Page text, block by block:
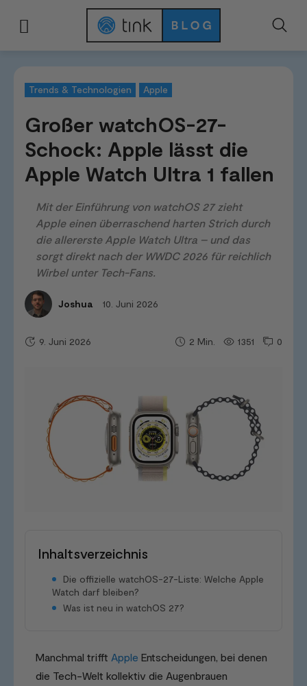
Trends & Technologien Apple
Großer watchOS-27-
Schock: Apple lässt die
Apple Watch Ultra 1 fallen
Mit der Einführung von watchOS 27 zieht
Apple einen überraschend harten Strich durch
die allererste Apple Watch Ultra – und das
sorgt direkt nach der WWDC 2026 für reichlich
Wirbel unter Tech-Fans.
Joshua 10. Juni 2026
0
1351
2 Min.
9. Juni 2026
Inhaltsverzeichnis
Die offizielle watchOS-27-Liste: Welche Apple
Watch darf bleiben?
Was ist neu in watchOS 27?
Manchmal trifft Apple Entscheidungen, bei denen
die Tech-Welt kollektiv die Augenbrauen